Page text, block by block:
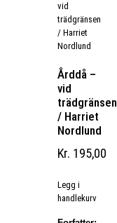
Årddå –
vid
trädgränsen
/ Harriet
Nordlund
Kr 195,00
Legg i
handlekurv